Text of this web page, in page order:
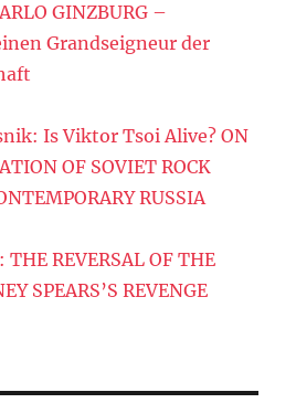
GINZBURG –
Grandseigneur der
Is Viktor Tsoi Alive? ON
OF SOVIET ROCK
RUSSIA
REVERSAL OF THE
SPEARS’S REVENGE